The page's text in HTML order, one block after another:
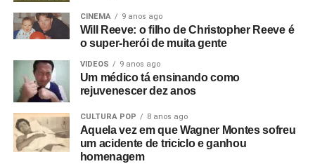
CINEMA 9 anos ago
Will Reeve: o filho de Christopher Reeve é
o super-herói de muita gente
VIDEOS 9 anos ago
Um médico tá ensinando como
rejuvenescer dez anos
CULTURA POP 8 anos ago
Aquela vez em que Wagner Montes sofreu
um acidente de triciclo e ganhou
homenagem